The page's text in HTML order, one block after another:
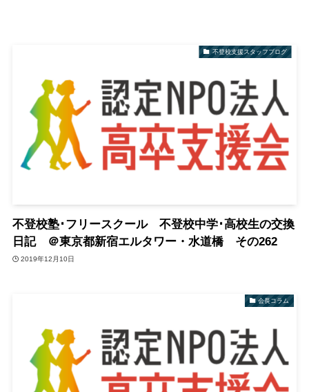
不登校支援スタッフブログ
不登校塾･フリースクール 不登校中学･高校生の交換
日記 ＠東京都新宿エルタワー・水道橋 その262
2019年12月10日
会長コラム